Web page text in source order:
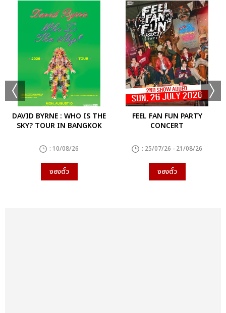
DAVID BYRNE : WHO IS THE
SKY? TOUR IN BANGKOK
: 10/08/26
จองตั๋ว
FEEL FAN FUN PARTY
CONCERT
: 25/07/26 - 21/08/26
จองตั๋ว